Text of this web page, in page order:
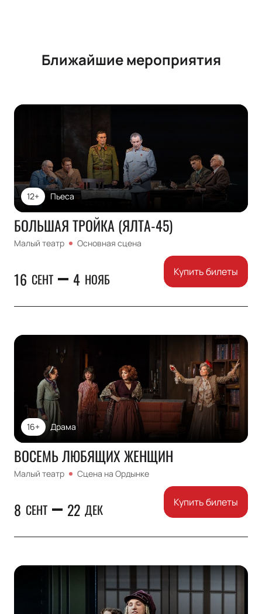
Ближайшие мероприятия
Пьеса
12+
БОЛЬШАЯ ТРОЙКА (ЯЛТА-45)
Малый театр Основная сцена
16 СЕНТ 4 НОЯБ Купить билеты
Драма
16+
ВОСЕМЬ ЛЮБЯЩИХ ЖЕНЩИН
Малый театр Сцена на Ордынке
8 СЕНТ 22 ДЕК Купить билеты